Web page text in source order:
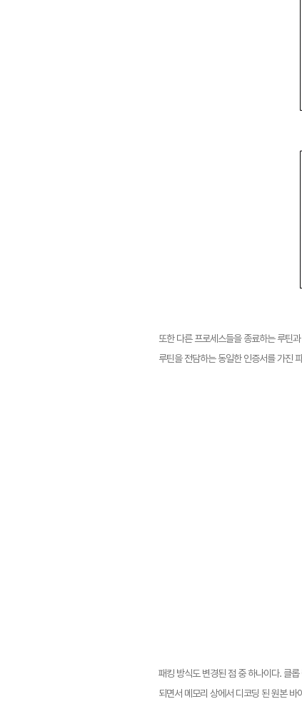
또한 다른 프로세스들을 종료하는 루틴
루틴을 전담하는 동일한 인증서를 가진
패킹 방식도 변경된 점 중 하나이다. 클
되면서 메모리 상에서 디코딩 된 원본 바